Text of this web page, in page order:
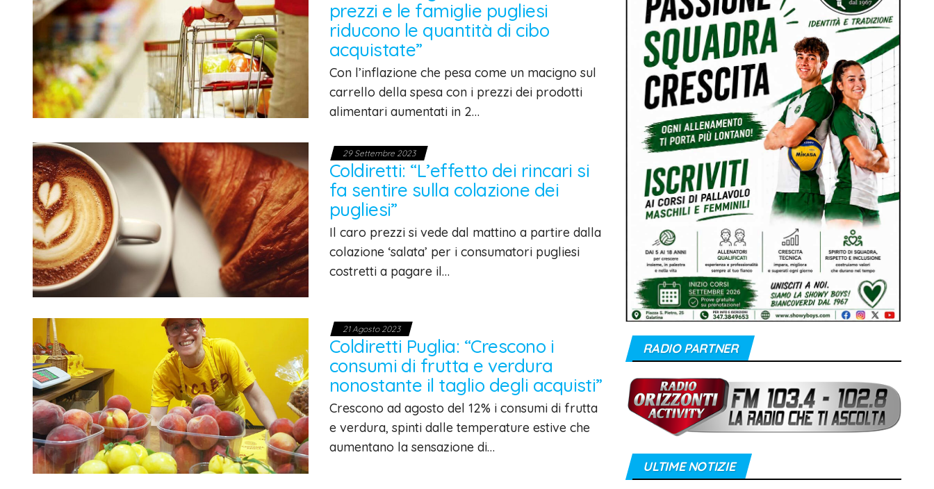
prezzi e le famiglie pugliesi
riducono le quantità di cibo
acquistate”
Con l’inflazione che pesa come un macigno sul
carrello della spesa con i prezzi dei prodotti
alimentari aumentati in 2…
29 Settembre 2023
Coldiretti: “L’effetto dei rincari si
fa sentire sulla colazione dei
pugliesi”
Il caro prezzi si vede dal mattino a partire dalla
colazione ‘salata’ per i consumatori pugliesi
costretti a pagare il…
21 Agosto 2023
Coldiretti Puglia: “Crescono i
consumi di frutta e verdura
nonostante il taglio degli acquisti”
Crescono ad agosto del 12% i consumi di frutta
e verdura, spinti dalle temperature estive che
aumentano la sensazione di…
RADIO PARTNER
ULTIME NOTIZIE